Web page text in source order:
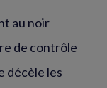
au noir
de contrôle
décèle les